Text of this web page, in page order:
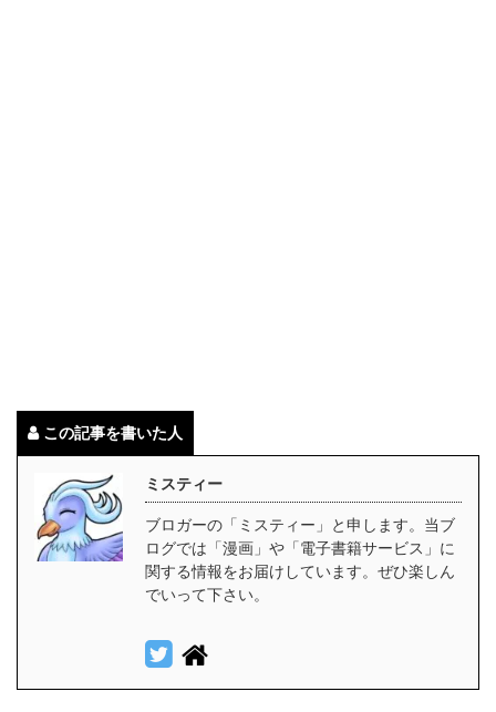
この記事を書いた人
ミスティー
ブロガーの「ミスティー」と申します。当ブ
ログでは「漫画」や「電子書籍サービス」に
関する情報をお届けしています。ぜひ楽しん
でいって下さい。